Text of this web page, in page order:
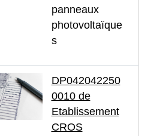
panneaux
photovoltaïque
s
DP042042250
0010 de
Etablissement
CROS